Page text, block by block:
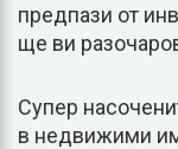
предпази от
ще ви
Супер
в недвижими